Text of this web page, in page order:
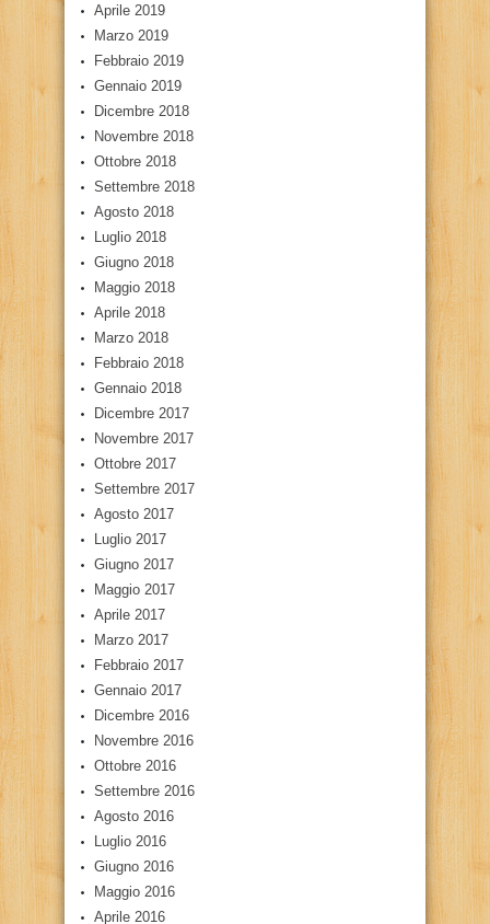
Aprile 2019
Marzo 2019
Febbraio 2019
Gennaio 2019
Dicembre 2018
Novembre 2018
Ottobre 2018
Settembre 2018
Agosto 2018
Luglio 2018
Giugno 2018
Maggio 2018
Aprile 2018
Marzo 2018
Febbraio 2018
Gennaio 2018
Dicembre 2017
Novembre 2017
Ottobre 2017
Settembre 2017
Agosto 2017
Luglio 2017
Giugno 2017
Maggio 2017
Aprile 2017
Marzo 2017
Febbraio 2017
Gennaio 2017
Dicembre 2016
Novembre 2016
Ottobre 2016
Settembre 2016
Agosto 2016
Luglio 2016
Giugno 2016
Maggio 2016
Aprile 2016